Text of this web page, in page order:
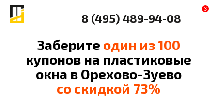
8 (495) 489-94-08
3
Заберите один из 100
купонов на пластиковые
окна в Орехово-Зуево
со скидкой 73%